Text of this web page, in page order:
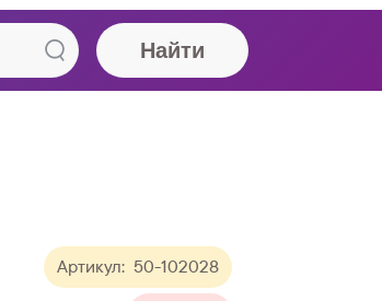
Найти
Артикул: 50-102028